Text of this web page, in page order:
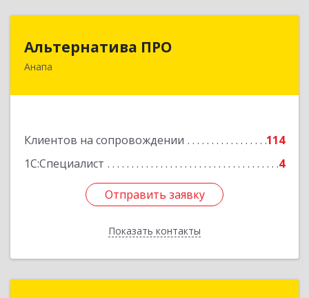
Альтернатива ПРО
Анапа
Клиентов на сопровождении
114
1С:Специалист
4
Отправить заявку
Показать контакты
353450, Краснодарский край, Анапский р-н,
Отправить заявку
Назад